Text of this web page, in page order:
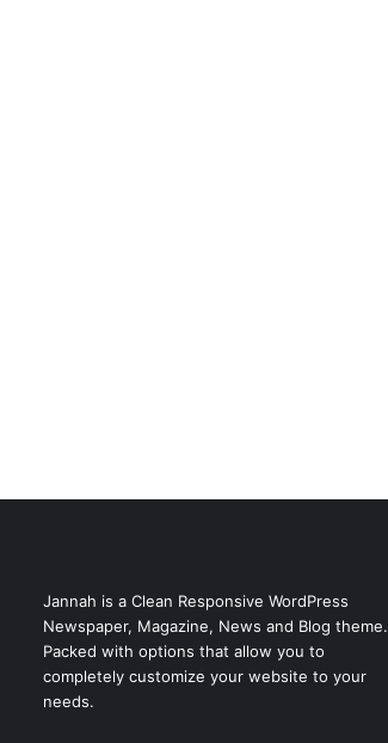
Jannah is a Clean Responsive WordPress
Newspaper, Magazine, News and Blog theme.
Packed with options that allow you to
completely customize your website to your
needs.